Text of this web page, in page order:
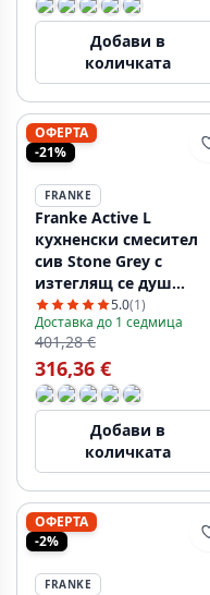
Добави в
количката
ОФЕРТА
-21%
FRANKE
Franke Active L
кухненски смесител
сив Stone Grey с
изтеглящ се душ
115.0653.385
5.0(1)
Доставка до 1 седмица
401,28 €
316,36 €
Добави в
количката
ОФЕРТА
-2%
FRANKE